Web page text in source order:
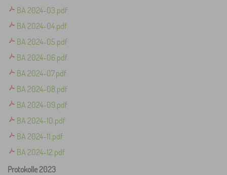
BA 2024-03.pdf
BA 2024-04.pdf
BA 2024-05.pdf
BA 2024-06.pdf
BA 2024-07.pdf
BA 2024-08.pdf
BA 2024-09.pdf
BA 2024-10.pdf
BA 2024-11.pdf
BA 2024-12.pdf
Protokolle 2023